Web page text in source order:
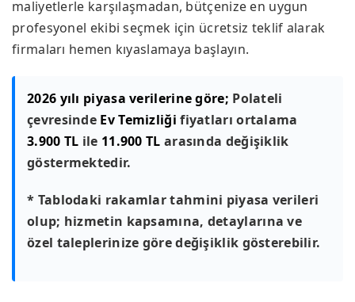
maliyetlerle karşılaşmadan, bütçenize en uygun
profesyonel ekibi seçmek için ücretsiz teklif alarak
firmaları hemen kıyaslamaya başlayın.
2026 yılı piyasa verilerine göre; Polateli
çevresinde Ev Temizliği fiyatları ortalama
3.900 TL ile 11.900 TL arasında değişiklik
göstermektedir.
* Tablodaki rakamlar tahmini piyasa verileri
olup; hizmetin kapsamına, detaylarına ve
özel taleplerinize göre değişiklik gösterebilir.